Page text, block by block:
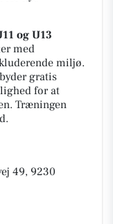
og U13
med
miljø.
gratis
for at
Træningen
49, 9230